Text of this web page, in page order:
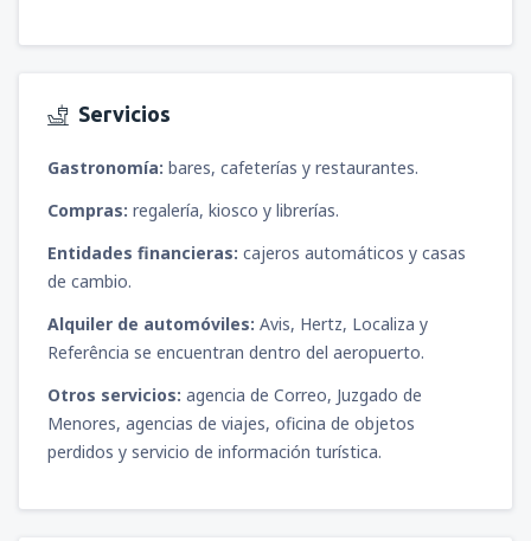
Servicios
Gastronomía: bares, cafeterías y restaurantes.
Compras: regalería, kiosco y librerías.
Entidades financieras: cajeros automáticos y casas
de cambio.
Alquiler de automóviles: Avis, Hertz, Localiza y
Referência se encuentran dentro del aeropuerto.
Otros servicios: agencia de Correo, Juzgado de
Menores, agencias de viajes, oficina de objetos
perdidos y servicio de información turística.